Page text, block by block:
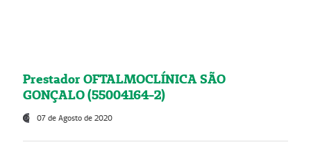
Prestador OFTALMOCLÍNICA SÃO
GONÇALO (55004164-2)
07 de Agosto de 2020